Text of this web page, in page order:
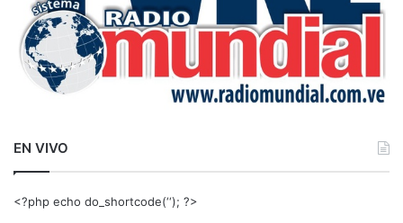
EN VIVO
<?php echo do_shortcode(‘‘); ?>